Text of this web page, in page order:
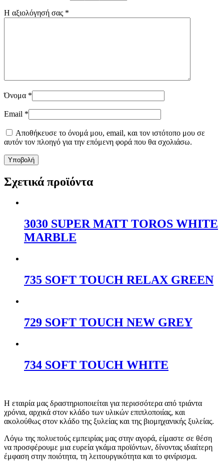
Η αξιολόγησή σας *
Όνομα *
Email *
Αποθήκευσε το όνομά μου, email, και τον ιστότοπο μου σε
αυτόν τον πλοηγό για την επόμενη φορά που θα σχολιάσω.
Σχετικά προϊόντα
3030 SUPER MATT TOROS WHITE
MARBLE
735 SOFT TOUCH RELAX GREEN
729 SOFT TOUCH NEW GREY
734 SOFT TOUCH WHITE
Η εταιρία μας δραστηριοποιείται για περισσότερα από τριάντα
χρόνια, αρχικά στον κλάδο των υλικών επιπλοποιίας, και
ακολούθως στον κλάδο της ξυλείας και της βιομηχανικής ξυλείας.
Λόγω της πολυετούς εμπειρίας μας στην αγορά, είμαστε σε θέση
να προσφέρουμε μια ευρεία γκάμα προϊόντων, δίνοντας ιδιαίτερη
έμφαση στην ποιότητα, τη λειτουργικότητα και το φινίρισμα.